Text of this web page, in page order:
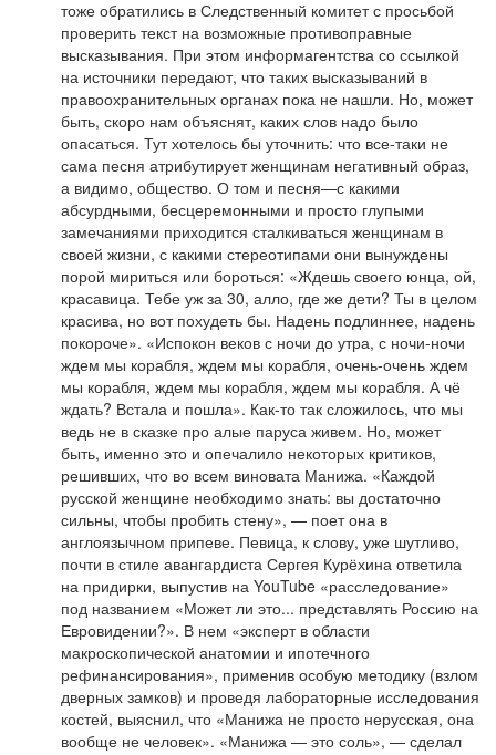
тоже обратились в Следственный комитет с просьбой
проверить текст на возможные противоправные
высказывания. При этом информагентства со ссылкой
на источники передают, что таких высказываний в
правоохранительных органах пока не нашли. Но, может
быть, скоро нам объяснят, каких слов надо было
опасаться. Тут хотелось бы уточнить: что все-таки не
сама песня атрибутирует женщинам негативный образ,
а видимо, общество. О том и песня—с какими
абсурдными, бесцеремонными и просто глупыми
замечаниями приходится сталкиваться женщинам в
своей жизни, с какими стереотипами они вынуждены
порой мириться или бороться: «Ждешь своего юнца, ой,
красавица. Тебе уж за 30, алло, где же дети? Ты в целом
красива, но вот похудеть бы. Надень подлиннее, надень
покороче». «Испокон веков с ночи до утра, с ночи-ночи
ждем мы корабля, ждем мы корабля, очень-очень ждем
мы корабля, ждем мы корабля, ждем мы корабля. А чё
ждать? Встала и пошла». Как-то так сложилось, что мы
ведь не в сказке про алые паруса живем. Но, может
быть, именно это и опечалило некоторых критиков,
решивших, что во всем виновата Манижа. «Каждой
русской женщине необходимо знать: вы достаточно
сильны, чтобы пробить стену», — поет она в
англоязычном припеве. Певица, к слову, уже шутливо,
почти в стиле авангардиста Сергея Курёхина ответила
на придирки, выпустив на YouTube «расследование»
под названием «Может ли это... представлять Россию на
Евровидении?». В нем «эксперт в области
макроскопической анатомии и ипотечного
рефинансирования», применив особую методику (взлом
дверных замков) и проведя лабораторные исследования
костей, выяснил, что «Манижа не просто нерусская, она
вообще не человек». «Манижа — это соль», — сделал